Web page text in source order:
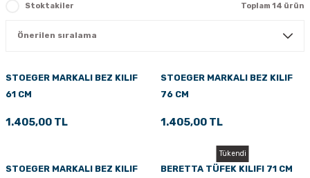
Stoktakiler Toplam 14 ürün
STOEGER MARKALI BEZ KILIF
61 CM
1.405,00 TL
STOEGER MARKALI BEZ KILIF
76 CM
1.405,00 TL
STOEGER MARKALI BEZ KILIF
Tükendi
BERETTA TÜFEK KILIFI 71 CM